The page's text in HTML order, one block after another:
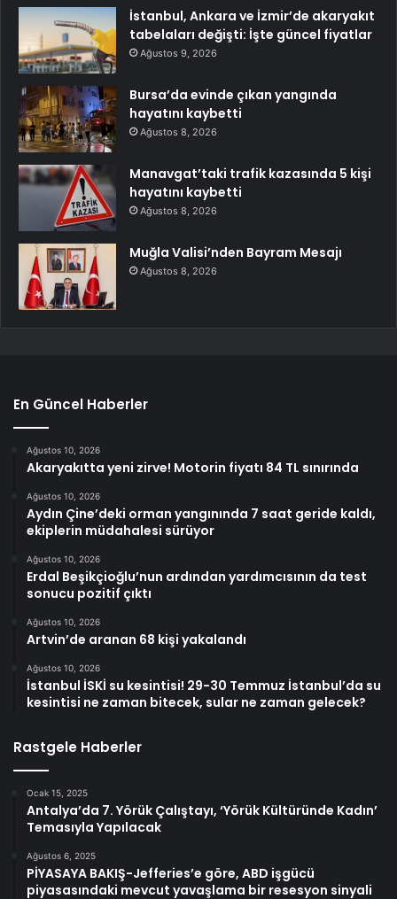
İstanbul, Ankara ve İzmir’de akaryakıt
tabelaları değişti: İşte güncel fiyatlar
Ağustos 9, 2026
Bursa’da evinde çıkan yangında
hayatını kaybetti
Ağustos 8, 2026
Manavgat’taki trafik kazasında 5 kişi
hayatını kaybetti
Ağustos 8, 2026
Muğla Valisi’nden Bayram Mesajı
Ağustos 8, 2026
En Güncel Haberler
Ağustos 10, 2026
Akaryakıtta yeni zirve! Motorin fiyatı 84 TL sınırında
Ağustos 10, 2026
Aydın Çine’deki orman yangınında 7 saat geride kaldı,
ekiplerin müdahalesi sürüyor
Ağustos 10, 2026
Erdal Beşikçioğlu’nun ardından yardımcısının da test
sonucu pozitif çıktı
Ağustos 10, 2026
Artvin’de aranan 68 kişi yakalandı
Ağustos 10, 2026
İstanbul İSKİ su kesintisi! 29-30 Temmuz İstanbul’da su
kesintisi ne zaman bitecek, sular ne zaman gelecek?
Rastgele Haberler
Ocak 15, 2025
Antalya’da 7. Yörük Çalıştayı, ‘Yörük Kültüründe Kadın’
Temasıyla Yapılacak
Ağustos 6, 2025
PİYASAYA BAKIŞ-Jefferies’e göre, ABD işgücü
piyasasındaki mevcut yavaşlama bir resesyon sinyali